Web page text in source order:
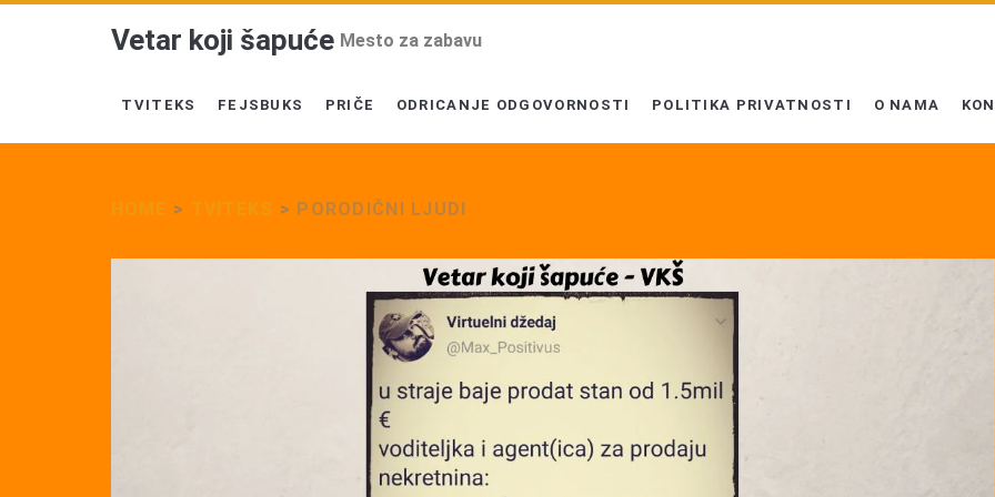
Vetar koji šapuće Mesto za zabavu
TVITEKS FEJSBUKS PRIČE ODRICANJE ODGOVORNOSTI POLITIKA PRIVATNOSTI O NAMA
> > PORODIČNI LJUDI